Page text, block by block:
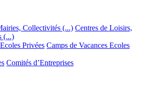
Collectivités (...) Centres de Loisirs,
(...)
Privées Camps de Vacances Ecoles
Comités d’Entreprises